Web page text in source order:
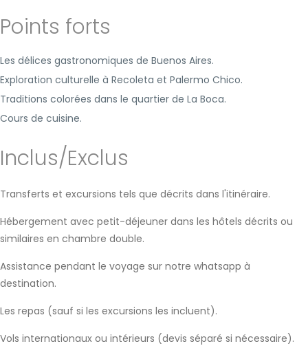
Points forts
Les délices gastronomiques de Buenos Aires.
Exploration culturelle à Recoleta et Palermo Chico.
Traditions colorées dans le quartier de La Boca.
Cours de cuisine.
Inclus/Exclus
Transferts et excursions tels que décrits dans l'itinéraire.
Hébergement avec petit-déjeuner dans les hôtels décrits ou
similaires en chambre double.
Assistance pendant le voyage sur notre whatsapp à
destination.
Les repas (sauf si les excursions les incluent).
Vols internationaux ou intérieurs (devis séparé si nécessaire).